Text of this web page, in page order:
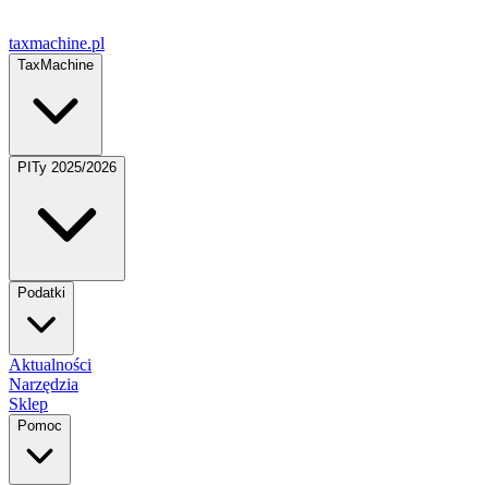
taxmachine.pl
TaxMachine
PITy 2025/2026
Podatki
Aktualności
Narzędzia
Sklep
Pomoc